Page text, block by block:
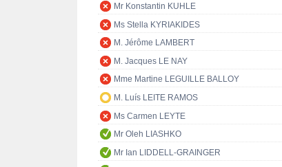
Mr Konstantin KUHLE
Ms Stella KYRIAKIDES
M. Jérôme LAMBERT
M. Jacques LE NAY
Mme Martine LEGUILLE BALLOY
M. Luís LEITE RAMOS
Ms Carmen LEYTE
Mr Oleh LIASHKO
Mr Ian LIDDELL-GRAINGER